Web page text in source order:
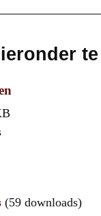
(59 downloads)